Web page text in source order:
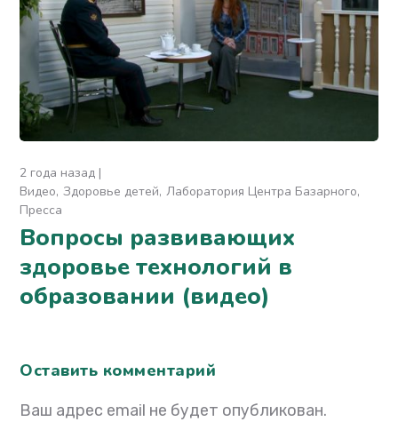
2 года назад
Видео Здоровье детей Лаборатория Центра Базарного
Пресса
Вопросы развивающих
здоровье технологий в
образовании (видео)
Оставить комментарий
Ваш адрес email не будет опубликован.